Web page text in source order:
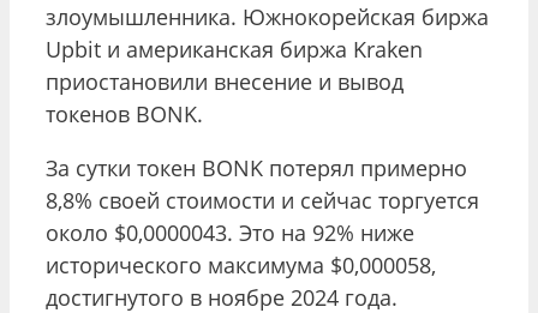
злоумышленника. Южнокорейская биржа
Upbit и американская биржа Kraken
приостановили внесение и вывод
токенов BONK.
За сутки токен BONK потерял примерно
8,8% своей стоимости и сейчас торгуется
около $0,0000043. Это на 92% ниже
исторического максимума $0,000058,
достигнутого в ноябре 2024 года.